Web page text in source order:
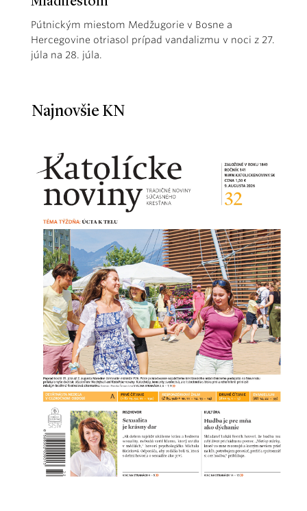
Pútnickým miestom Medžugorie v Bosne a
Hercegovine otriasol prípad vandalizmu v noci z 27.
júla na 28. júla.
Najnovšie KN